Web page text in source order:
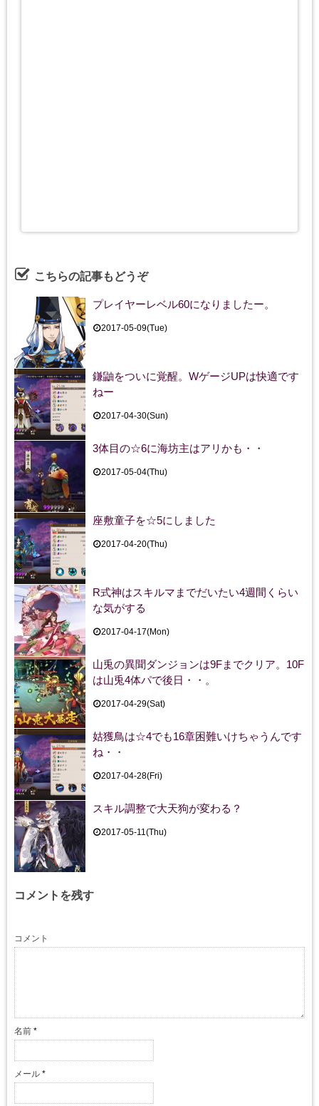
こちらの記事もどうぞ
プレイヤーレベル60になりましたー。
2017-05-09(Tue)
鎌鼬をついに覚醒。WゲージUPは快適です
ねー
2017-04-30(Sun)
3体目の☆6に海坊主はアリかも・・
2017-05-04(Thu)
座敷童子を☆5にしました
2017-04-20(Thu)
R式神はスキルマまでだいたい4週間くらい
な気がする
2017-04-17(Mon)
山兎の異聞ダンジョンは9Fまでクリア。10F
は山兎4体パで後日・・。
2017-04-29(Sat)
姑獲鳥は☆4でも16章困難いけちゃうんです
ね・・
2017-04-28(Fri)
スキル調整で大天狗が変わる？
2017-05-11(Thu)
コメントを残す
コメント
名前 *
メール *